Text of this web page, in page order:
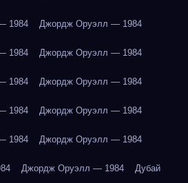
1984 Джордж Оруэлл — 1984
1984 Джордж Оруэлл — 1984
1984 Джордж Оруэлл — 1984
1984 Джордж Оруэлл — 1984
1984 Джордж Оруэлл — 1984
Джордж Оруэлл — 1984 Дубай